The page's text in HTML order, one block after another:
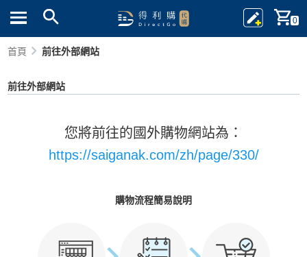
0
首頁 前往外部網站
前往外部網站
您將前往的國外購物網站為：
https://saiganak.com/zh/page/330/
購物流程簡易說明